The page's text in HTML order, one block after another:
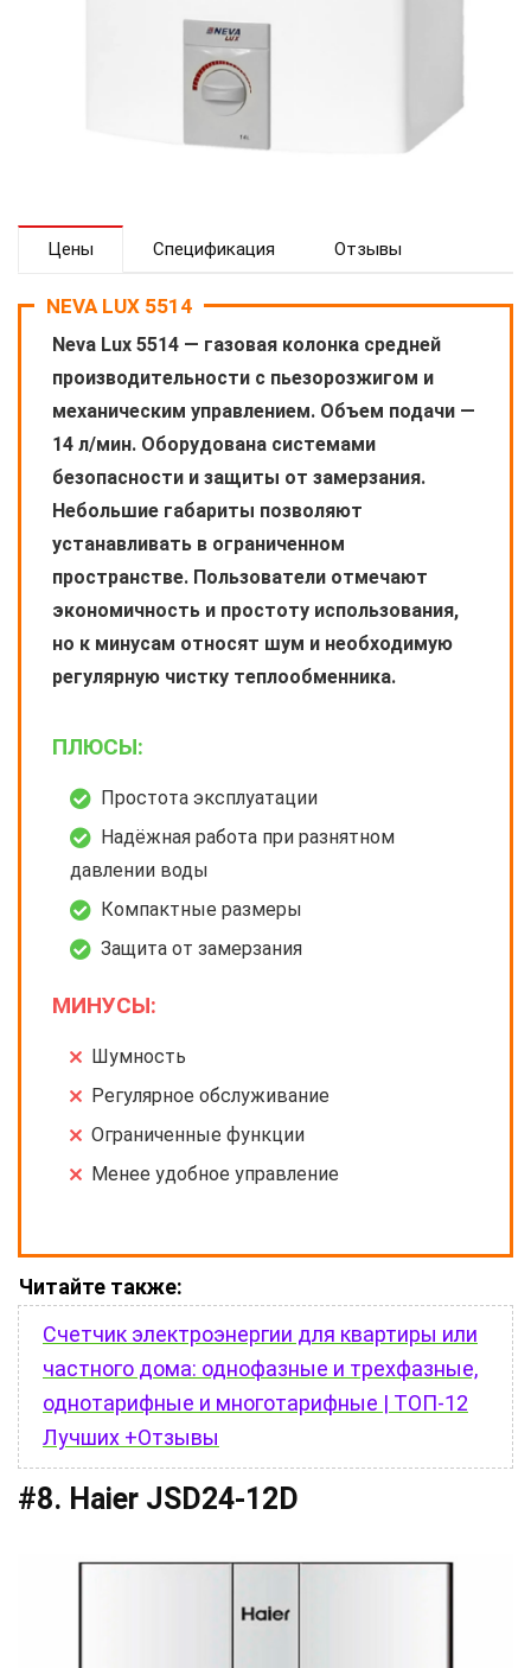
Цены Спецификация Отзывы
NEVA LUX 5514
Neva Lux 5514 — газовая колонка средней
производительности с пьезорозжигом и
механическим управлением. Объем подачи —
14 л/мин. Оборудована системами
безопасности и защиты от замерзания.
Небольшие габариты позволяют
устанавливать в ограниченном
пространстве. Пользователи отмечают
экономичность и простоту использования,
но к минусам относят шум и необходимую
регулярную чистку теплообменника.
ПЛЮСЫ:
Простота эксплуатации
Надёжная работа при разнятном
давлении воды
Компактные размеры
Защита от замерзания
МИНУСЫ:
Шумность
Регулярное обслуживание
Ограниченные функции
Менее удобное управление
Читайте также:
Счетчик электроэнергии для квартиры или
частного дома: однофазные и трехфазные,
однотарифные и многотарифные | ТОП-12
Лучших +Отзывы
#8. Haier JSD24-12D